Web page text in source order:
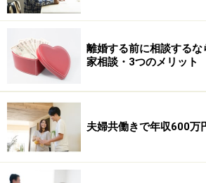
離婚する前に相談する
家相談・3つのメリット
夫婦共働きで年収600万